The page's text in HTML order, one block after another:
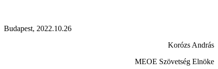
Budapest, 2022.10.26
Korózs András
MEOE Szövetség Elnöke